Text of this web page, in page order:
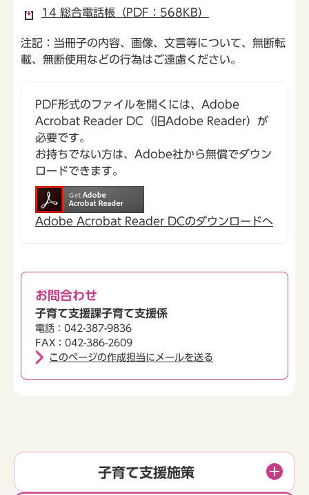
14 総合電話帳（PDF：568KB）
注記：当冊子の内容、画像、文言等について、無断転
載、無断使用などの行為はご遠慮ください。
PDF形式のファイルを開くには、Adobe
Acrobat Reader DC（旧Adobe Reader）が
必要です。
お持ちでない方は、Adobe社から無償でダウン
ロードできます。
Adobe Acrobat Reader DCのダウンロードへ
お問合わせ
子育て支援課子育て支援係
電話：042-387-9836
FAX：042-386-2609
このページの作成担当にメールを送る
子育て支援施策